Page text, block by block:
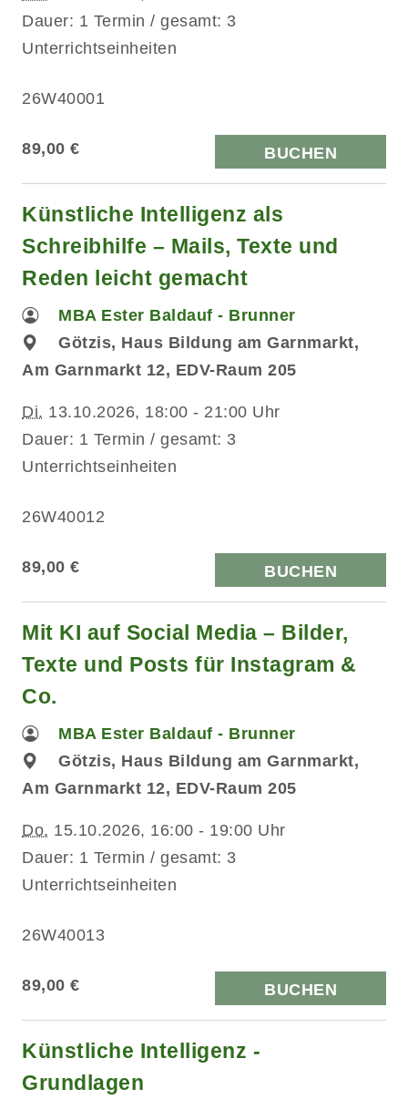
Dauer: 1 Termin / gesamt: 3
Unterrichtseinheiten
26W40001
89,00 € BUCHEN
Künstliche Intelligenz als
Schreibhilfe – Mails, Texte und
Reden leicht gemacht
MBA Ester Baldauf - Brunner
Götzis, Haus Bildung am Garnmarkt,
Am Garnmarkt 12, EDV-Raum 205
Di. 13.10.2026, 18:00 - 21:00 Uhr
Dauer: 1 Termin / gesamt: 3
Unterrichtseinheiten
26W40012
89,00 € BUCHEN
Mit KI auf Social Media – Bilder,
Texte und Posts für Instagram &
Co.
MBA Ester Baldauf - Brunner
Götzis, Haus Bildung am Garnmarkt,
Am Garnmarkt 12, EDV-Raum 205
Do. 15.10.2026, 16:00 - 19:00 Uhr
Dauer: 1 Termin / gesamt: 3
Unterrichtseinheiten
26W40013
89,00 € BUCHEN
Künstliche Intelligenz -
Grundlagen